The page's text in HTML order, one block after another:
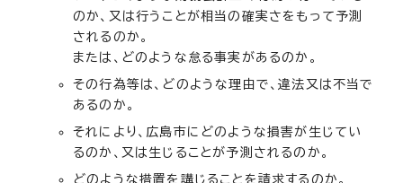
のか、又は行うことが相当の確実さをもって予測
されるのか。
または、どのような怠る事実があるのか。
その行為等は、どのような理由で、違法又は不当で
あるのか。
それにより、広島市にどのような損害が生じてい
るのか、又は生じることが予測されるのか。
どのような措置を講じることを請求するのか。